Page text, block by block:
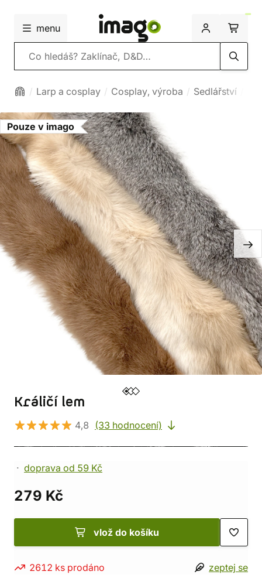
menu
Vyhledávání
Larp a cosplay Cosplay, výroba Sedlářství
Pouze v imago
Králičí lem
4,8 (33 hodnocení)
doprava od 59 Kč
279 Kč
vlož do košíku
2612 ks prodáno zeptej se